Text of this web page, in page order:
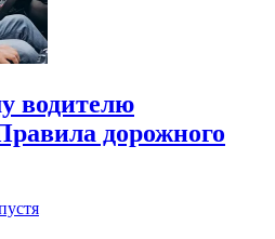
водителю
дорожного